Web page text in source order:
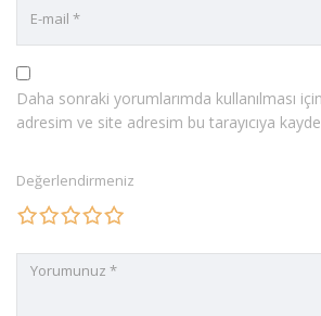
Daha sonraki yorumlarımda kullanılması
adresim ve site adresim bu tarayıcıya
Değerlendirmeniz